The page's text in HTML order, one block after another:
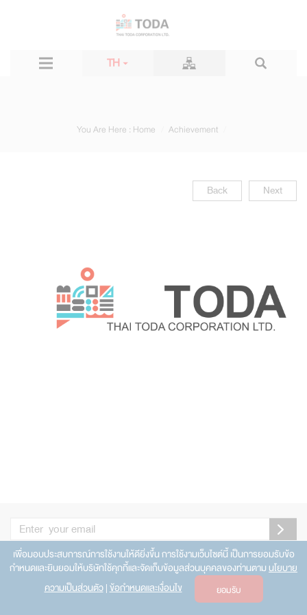
TH
You Are Here : Home Achievement
Back Next
© 2015 CopyRight by Thai Toda Corporation Ltd.
Powered byGramick House
เพื่อมอบประสบการณ์การใช้งานให้ดียิ่งขึ้น การใช้งามเว็บไซต์นี้ เป็นการยอมรับข้อ
กำหนดและยินยอมให้บริษัทใช้คุกกี้และจัดเก็บข้อมูลส่วนบุคคลของท่านตามนโยบาย
ความเป็นส่วนตัว|ข้อกำหนดและเงื่อนไข ยอมรับ